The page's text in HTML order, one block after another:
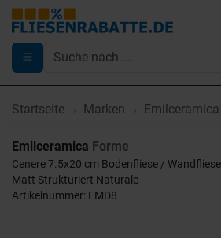
Startseite Marken Emilceramica
Emilceramica Forme
Cenere 7.5x20 cm Bodenfliese /
Matt Strukturiert Naturale
Artikelnummer: EMD8